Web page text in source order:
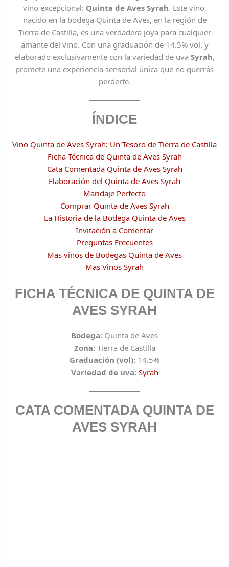
vino excepcional: Quinta de Aves Syrah. Este vino,
nacido en la bodega Quinta de Aves, en la región de
Tierra de Castilla, es una verdadera joya para cualquier
amante del vino. Con una graduación de 14.5% vol. y
elaborado exclusivamente con la variedad de uva Syrah,
promete una experiencia sensorial única que no querrás
perderte.
ÍNDICE
Vino Quinta de Aves Syrah: Un Tesoro de Tierra de Castilla
Ficha Técnica de Quinta de Aves Syrah
Cata Comentada Quinta de Aves Syrah
Elaboración del Quinta de Aves Syrah
Maridaje Perfecto
Comprar Quinta de Aves Syrah
La Historia de la Bodega Quinta de Aves
Invitación a Comentar
Preguntas Frecuentes
Mas vinos de Bodegas Quinta de Aves
Mas Vinos Syrah
FICHA TÉCNICA DE QUINTA DE
AVES SYRAH
Bodega: Quinta de Aves
Zona:Tierra de Castilla
Graduación (vol): 14.5%
Variedad de uva: Syrah
CATA COMENTADA QUINTA DE
AVES SYRAH